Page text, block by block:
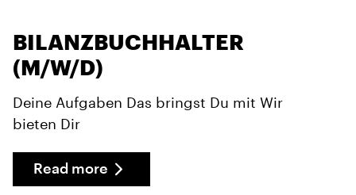
BILANZBUCHHALTER
(M/W/D)
Deine Aufgaben Das bringst Du mit Wir
bieten Dir
Read more